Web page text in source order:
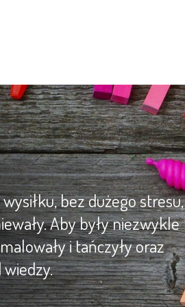
bez dużego stresu,
Aby były niezwykle
i tańczyły oraz
wiedzy.